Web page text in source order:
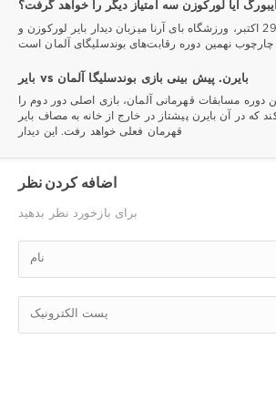
آیا لورکوزن سه امتیاز دیگر را خواهد گرفت؟
یکشنبه 29 اکتبر، ورزشگاه بای آرنا میزبان دیدار بایر لورکوزن و
بایر vs بایرن. پیش بینی بازی بوندسلیگا آلمان
دوره مسابقات قهرمانی آلمان، بازی اصلی دور دوم را
که در آن بایرن پیشتاز در خارج از خانه به مصاف بایر
قهرمان فعلی خواهد رفت. این دیدار
اضافه کردن نظر
برای بازخورد نظر بدهید